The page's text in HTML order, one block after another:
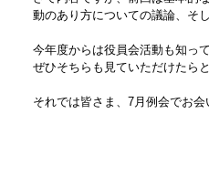
動のあり方についての議論、そ
今年度からは役員会活動も知っ
ぜひそちらも見ていただけたら
それでは皆さま、7月例会でお会